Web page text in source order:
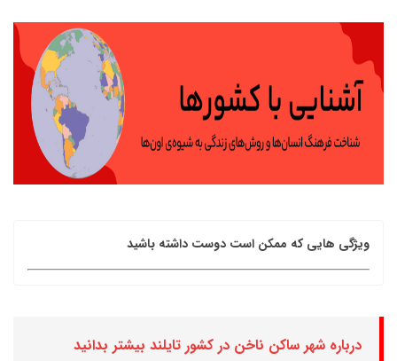
ویژگی هایی که ممکن است دوست داشته باشید
درباره شهر ساکن ناخن در کشور تایلند بیشتر بدانید